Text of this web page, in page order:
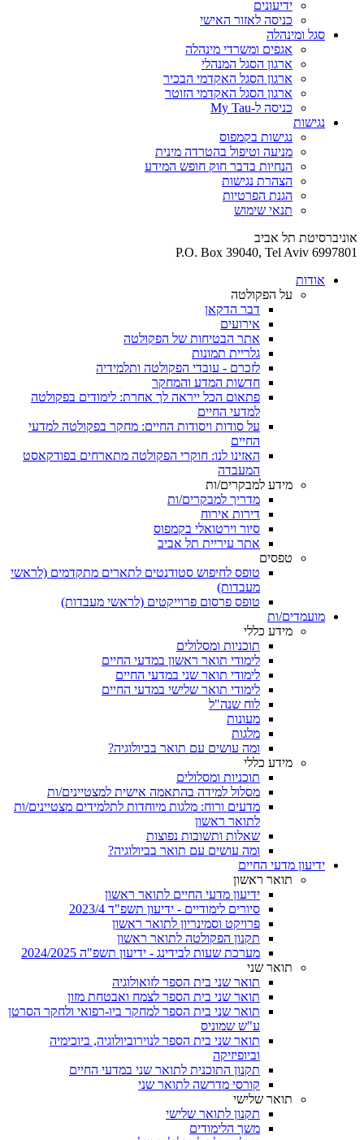
ידיעונים
כניסה לאזור האישי
סגל ומינהלה
אגפים ומשרדי מינהלה
ארגון הסגל המנהלי
ארגון הסגל האקדמי הבכיר
ארגון הסגל האקדמי הזוטר
כניסה ל-My Tau
נגישות
נגישות בקמפוס
מניעה וטיפול בהטרדה מינית
הנחיות בדבר חוק חופש המידע
הצהרת נגישות
הגנת הפרטיות
תנאי שימוש
אוניברסיטת תל אביב
P.O. Box 39040, Tel Aviv 6997801
אודות
על הפקולטה
דבר הדקאן
אירועים
אתר הבטיחות של הפקולטה
גלריית תמונות
לזכרם - עובדי הפקולטה ותלמידיה
חדשות המדע והמחקר
פתאום הכל ייראה לך אחרת: לימודים בפקולטה
למדעי החיים
על סודות ויסודות החיים: מחקר בפקולטה למדעי
החיים
האזינו לנו: חוקרי הפקולטה מתארחים בפודקאסט
המעבדה
מידע למבקרים/ות
מדריך למבקרים/ות
דירות אירוח
סיור וירטואלי בקמפוס
אתר עיריית תל אביב
טפסים
טופס לחיפוש סטודנטים לתארים מתקדמים (לראשי
מעבדות)
טופס פרסום פרוייקטים (לראשי מעבדות)
מועמדים/ות
מידע כללי
תוכניות ומסלולים
לימודי תואר ראשון במדעי החיים
לימודי תואר שני במדעי החיים
לימודי תואר שלישי במדעי החיים
לוח שנה"ל
מעונות
מלגות
ומה עושים עם תואר בביולוגיה?
מידע כללי
תוכניות ומסלולים
מסלול למידה בהתאמה אישית למצטיינים/ות
מדעים ורוח: מלגות מיוחדות לתלמידים מצטיינים/ות
לתואר ראשון
שאלות ותשובות נפוצות
ומה עושים עם תואר בביולוגיה?
ידיעון מדעי החיים
תואר ראשון
ידיעון מדעי החיים לתואר ראשון
סיורים לימודיים - ידיעון תשפ"ד 2023/4
פרויקט וסמינריון לתואר ראשון
תקנון הפקולטה לתואר ראשון
מערכת שעות לבידינג - ידיעון תשפ"ה 2024/2025
תואר שני
תואר שני בית הספר לזואולוגיה
תואר שני בית הספר לצמח ואבטחת מזון
תואר שני בית הספר למחקר ביו-רפואי ולחקר הסרטן
ע"ש שמוניס
תואר שני בית הספר לנוירוביולוגיה, ביוכימיה
וביופיזיקה
תקנון התוכנית לתואר שני במדעי החיים
קורסי מדרשה לתואר שני
תואר שלישי
תקנון לתואר שלישי
משך הלימודים